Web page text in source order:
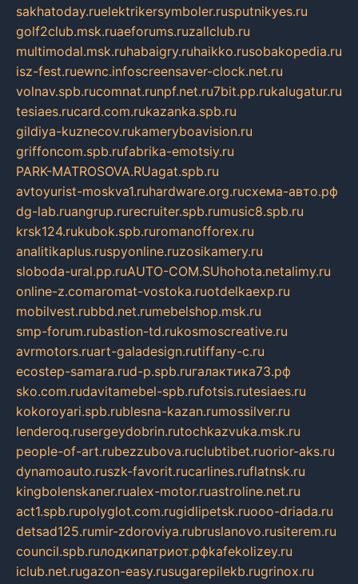
sakhatoday.ruelektrikersymboler.rusputnikyes.ru
golf2club.msk.ruaeforums.ruzallclub.ru
multimodal.msk.ruhabaigry.ruhaikko.rusobakopedia.ru
isz-fest.ruewnc.infoscreensaver-clock.net.ru
volnav.spb.rucomnat.runpf.net.ru7bit.pp.rukalugatur.ru
tesiaes.rucard.com.rukazanka.spb.ru
gildiya-kuznecov.rukameryboavision.ru
griffoncom.spb.rufabrika-emotsiy.ru
PARK-MATROSOVA.RUagat.spb.ru
avtoyurist-moskva1.ruhardware.org.ruсхема-авто.рф
dg-lab.ruangrup.rurecruiter.spb.rumusic8.spb.ru
krsk124.rukubok.spb.ruromanofforex.ru
analitikaplus.ruspyonline.ruzosikamery.ru
sloboda-ural.pp.ruAUTO-COM.SUhohota.netalimy.ru
online-z.comaromat-vostoka.ruotdelkaexp.ru
mobilvest.rubbd.net.rumebelshop.msk.ru
smp-forum.rubastion-td.rukosmoscreative.ru
avrmotors.ruart-galadesign.rutiffany-c.ru
ecostep-samara.rud-p.spb.ruгалактика73.рф
sko.com.rudavitamebel-spb.rufotsis.rutesiaes.ru
kokoroyari.spb.rublesna-kazan.rumossilver.ru
lenderoq.rusergeydobrin.rutochkazvuka.msk.ru
people-of-art.rubezzubova.ruclubtibet.ruorior-aks.ru
dynamoauto.ruszk-favorit.rucarlines.ruflatnsk.ru
kingbolenskaner.rualex-motor.ruastroline.net.ru
act1.spb.rupolyglot.com.rugidlipetsk.ruooo-driada.ru
detsad125.rumir-zdoroviya.rubruslanovo.rusiterem.ru
council.spb.ruлодкипатриот.рфkafekolizey.ru
iclub.net.rugazon-easy.rusugarepilekb.rugrinox.ru